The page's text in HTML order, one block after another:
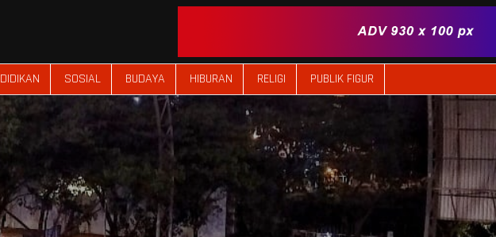
SOSIAL BUDAYA HIBURAN RELIGI PUBLIK FIGUR